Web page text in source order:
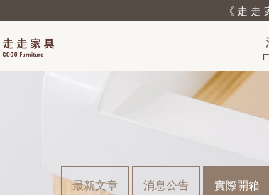
《走
最新文章 消息公告 實際開箱